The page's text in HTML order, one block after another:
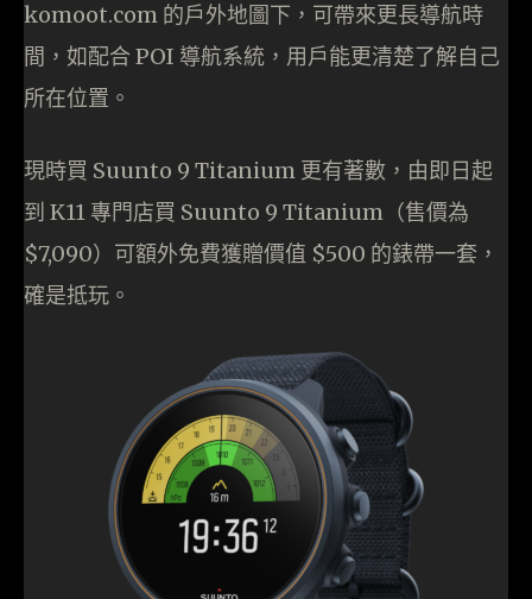
komoot.com 的戶外地圖下，可帶來更長導航時
間，如配合 POI 導航系統，用戶能更清楚了解自己
所在位置。
現時買 Suunto 9 Titanium 更有著數，由即日起
到 K11 專門店買 Suunto 9 Titanium（售價為
$7,090）可額外免費獲贈價值 $500 的錶帶一套，
確是抵玩。